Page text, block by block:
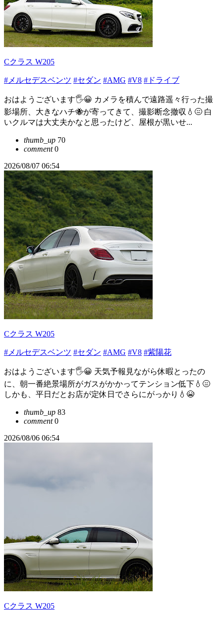
Cクラス W205
#メルセデスベンツ #セダン #AMG #V8 #ドライブ
おはようございます🖐😀 カメラを積んで遠路遥々行った撮
影場所、大きなハチ🐝が寄ってきて、撮影断念撤収💧😑 白
いクルマは大丈夫かなと思ったけど、屋根が黒いせ...
thumb_up 70
comment0
2026/08/07 06:54
Cクラス W205
#メルセデスベンツ #セダン #AMG #V8 #紫陽花
おはようございます🖐😀 天気予報見ながら休暇とったの
に、朝一番絶景場所がガスがかかってテンション低下💧😑
しかも、平日だとお店が定休日でさらにがっかり💧😭
thumb_up 83
comment0
2026/08/06 06:54
Cクラス W205